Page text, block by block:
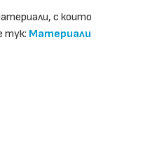
с които
тук: Материали